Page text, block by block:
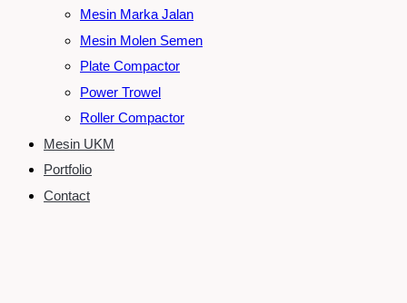
Mesin Marka Jalan
Mesin Molen Semen
Plate Compactor
Power Trowel
Roller Compactor
Mesin UKM
Portfolio
Contact